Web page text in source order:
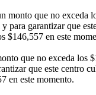
que no
garantizar que
$146,557 en este
que no exceda
que este centro
en este momento.